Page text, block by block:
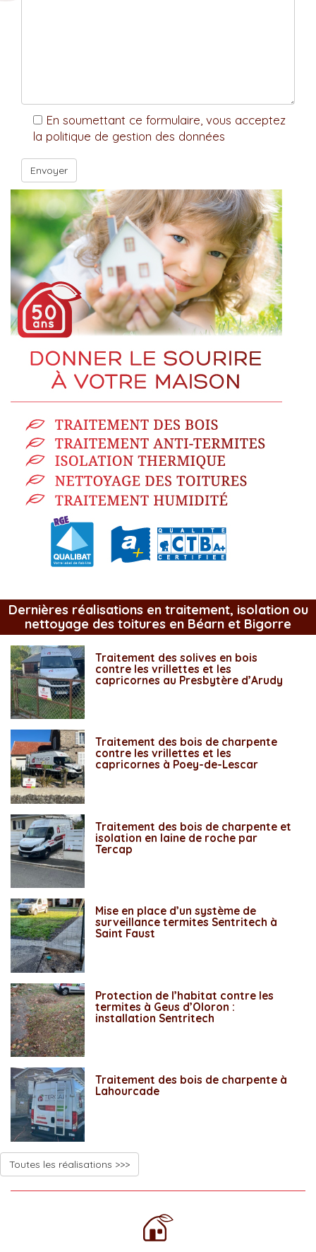
En soumettant ce formulaire, vous acceptez
la politique de gestion des données
Dernières réalisations en traitement, isolation ou
nettoyage des toitures en Béarn et Bigorre
Traitement des solives en bois
contre les vrillettes et les
capricornes au Presbytère d’Arudy
Traitement des bois de charpente
contre les vrillettes et les
capricornes à Poey-de-Lescar
Traitement des bois de charpente et
isolation en laine de roche par
Tercap
Mise en place d’un système de
surveillance termites Sentritech à
Saint Faust
Protection de l’habitat contre les
termites à Geus d’Oloron :
installation Sentritech
Traitement des bois de charpente à
Lahourcade
Toutes les réalisations >>>